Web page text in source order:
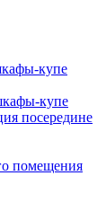
купе
купе
посередине
помещения